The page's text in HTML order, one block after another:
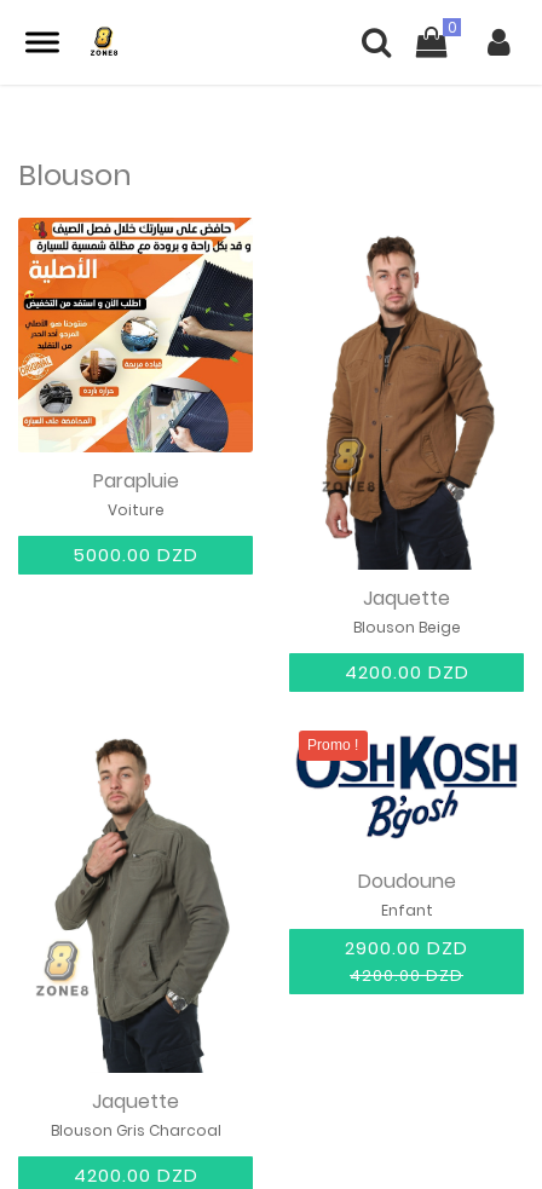
Blouson
Parapluie
Voiture
5000.00 DZD
Jaquette
Blouson Beige
4200.00 DZD
Jaquette
Blouson Gris Charcoal
4200.00 DZD
Promo !
Doudoune
Enfant
2900.00 DZD
4200.00 DZD